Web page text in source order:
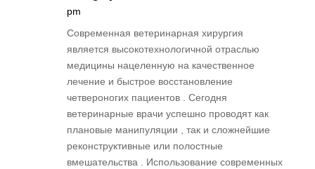
pm
Современная ветеринарная хирургия
является высокотехнологичной отраслью
медицины нацеленную на качественное
лечение и быстрое восстановление
четвероногих пациентов . Сегодня
ветеринарные врачи успешно проводят как
плановые манипуляции , так и сложнейшие
реконструктивные или полостные
вмешательства . Использование современных